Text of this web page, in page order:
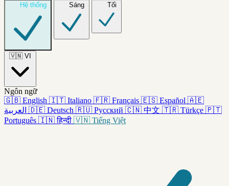
Hệ thống Sáng Tối
🇻🇳 VI
Ngôn ngữ
🇬🇧 English 🇮🇹 Italiano 🇫🇷 Français 🇪🇸 Español 🇦🇪
العربية 🇩🇪 Deutsch 🇷🇺 Русский 🇨🇳 中文 🇹🇷 Türkçe 🇵🇹
Português 🇮🇳 हिन्दी 🇻🇳 Tiếng Việt